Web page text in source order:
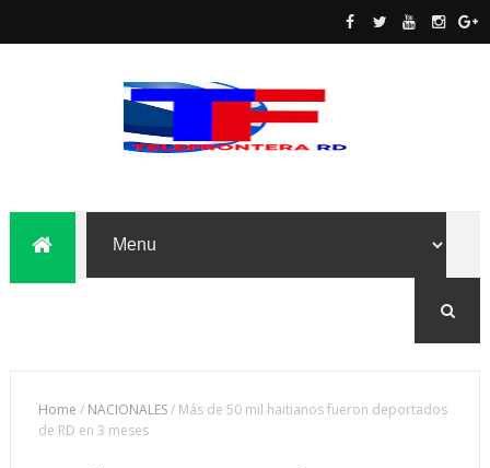
Home / NACIONALES/ Más de 50 mil haitianos fueron deportados
de RD en 3 meses